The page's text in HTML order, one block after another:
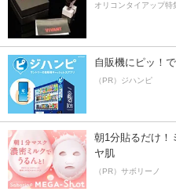
オリコンタイアップ特
自販機にピッ！
（PR）ジハンピ
朝1分貼るだけ！
ヤ肌
（PR）サボリーノ